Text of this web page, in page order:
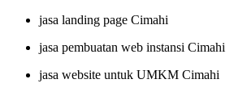
jasa landing page Cimahi
jasa pembuatan web instansi Cimahi
jasa website untuk UMKM Cimahi